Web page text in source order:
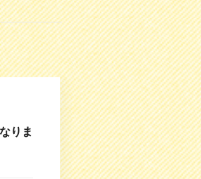
りま